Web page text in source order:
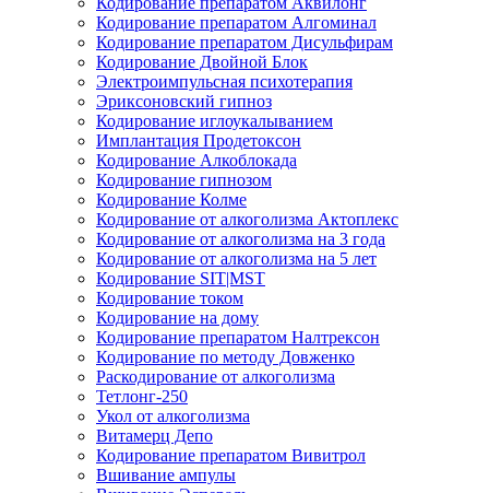
Кодирование препаратом Алгоминал
Кодирование препаратом Дисульфирам
Кодирование Двойной Блок
Электроимпульсная психотерапия
Эриксоновский гипноз
Кодирование иглоукалыванием
Имплантация Продетоксон
Кодирование Алкоблокада
Кодирование гипнозом
Кодирование Колме
Кодирование от алкоголизма Актоплекс
Кодирование от алкоголизма на 3 года
Кодирование от алкоголизма на 5 лет
Кодирование SIT|MST
Кодирование током
Кодирование на дому
Кодирование препаратом Налтрексон
Кодирование по методу Довженко
Раскодирование от алкоголизма
Тетлонг-250
Укол от алкоголизма
Витамерц Депо
Кодирование препаратом Вивитрол
Вшивание ампулы